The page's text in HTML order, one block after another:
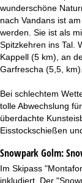
wunderschöne
nach Vandans ist
werden. Sie ist als
Spitzkehren ins Tal.
Kappell (5 km), an
Garfrescha (5,5, km).
Bei schlechtem
tolle Abwechslung
überdachte
Eisstockschießen
Snowpark Golm:
Im Skipass
inkludiert. Der